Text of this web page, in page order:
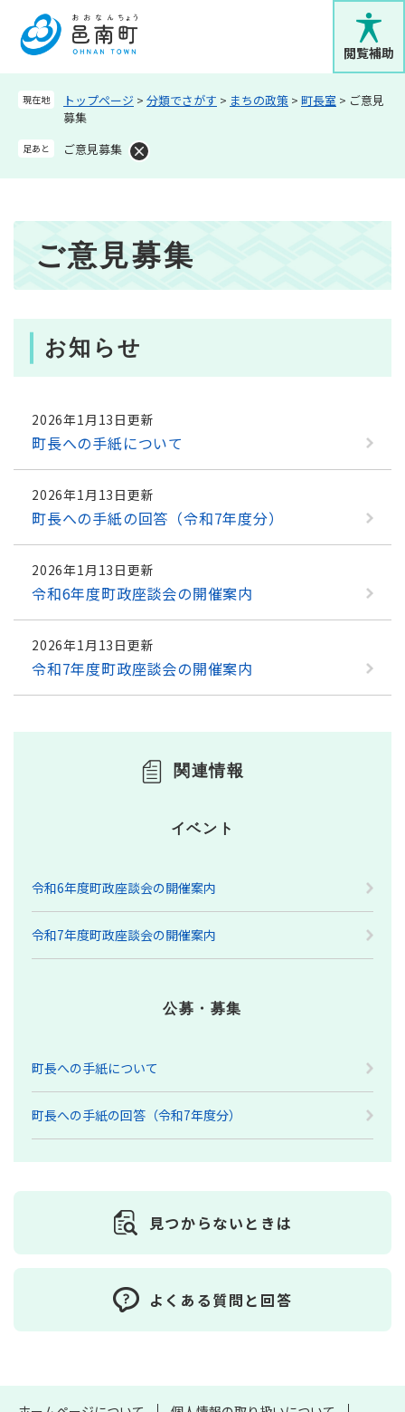
メニューを飛ばして本文へ
閲覧補助
現在地 トップページ > 分類でさがす > まちの政策 > 町長室 > ご意見
募集
足あと ご意見募集
ご意見募集
お知らせ
2026年1月13日更新
町長への手紙について
2026年1月13日更新
町長への手紙の回答（令和7年度分）
2026年1月13日更新
令和6年度町政座談会の開催案内
2026年1月13日更新
令和7年度町政座談会の開催案内
関連情報
イベント
令和6年度町政座談会の開催案内
令和7年度町政座談会の開催案内
公募・募集
町長への手紙について
町長への手紙の回答（令和7年度分）
見つからないときは
よくある質問と回答